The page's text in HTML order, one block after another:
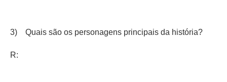
3) Quais são os personagens principais da história?
R: